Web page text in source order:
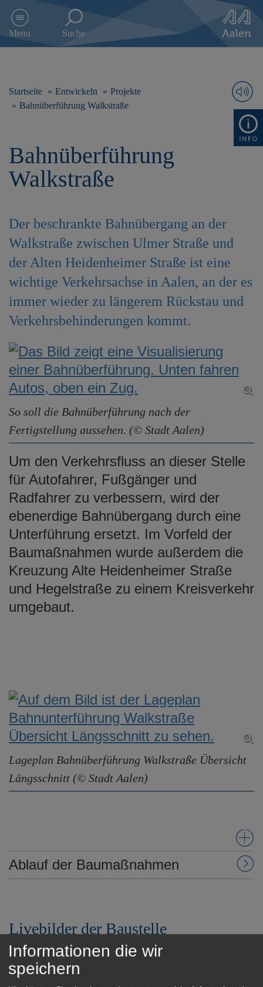
e
n
Menu Suche
Startseite Entwickeln
Projekte
Bahnüberführung Walkstraße
Bahnüberführung
Walkstraße
Der beschrankte Bahnübergang an der
Walkstraße zwischen Ulmer Straße und
der Alten Heidenheimer Straße ist eine
wichtige Verkehrsachse in Aalen, an der es
immer wieder zu längerem Rückstau und
Verkehrsbehinderungen kommt.
So soll die Bahnüberführung nach der
Fertigstellung aussehen. (© Stadt Aalen)
Um den Verkehrsfluss an dieser Stelle
für Autofahrer, Fußgänger und
Radfahrer zu verbessern, wird der
ebenerdige Bahnübergang durch eine
Unterführung ersetzt. Im Vorfeld der
Baumaßnahmen wurde außerdem die
Kreuzung Alte Heidenheimer Straße
und Hegelstraße zu einem Kreisverkehr
umgebaut.
Lageplan Bahnüberführung Walkstraße Übersicht
Längsschnitt (© Stadt Aalen)
Ablauf der Baumaßnahmen
Livebilder der Baustelle
Informationen die wir
speichern